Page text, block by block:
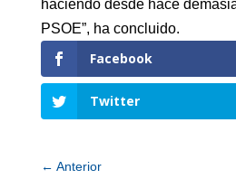
haciendo desde hace
PSOE”, ha concluido.
Facebook
Twitter
← Anterior